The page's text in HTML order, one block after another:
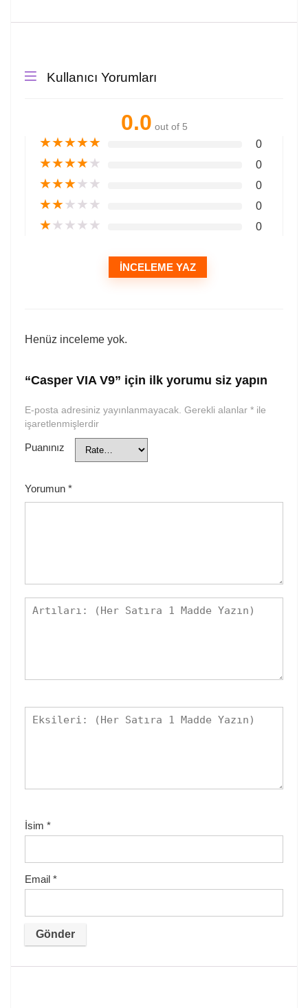
Kullanıcı Yorumları
0.0 out of 5
★★★★★ 0
★★★★★ 0
★★★★★ 0
★★★★★ 0
★★★★★ 0
İNCELEME YAZ
Henüz inceleme yok.
“Casper VIA V9” için ilk yorumu siz yapın
E-posta adresiniz yayınlanmayacak. Gerekli alanlar * ile
işaretlenmişlerdir
Puanınız
Yorumun *
İsim *
Email *